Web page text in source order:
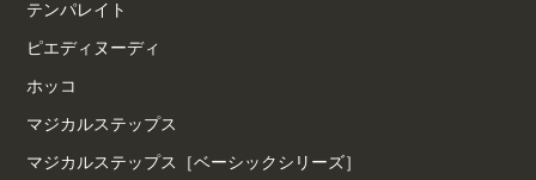
テンパレイト
ピエディヌーディ
ホッコ
マジカルステップス
マジカルステップス［ベーシックシリーズ］